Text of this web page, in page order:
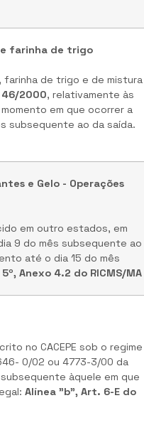
farinha de trigo
de trigo e de mistura
46/2000, relativamente às
em que ocorrer a
subsequente ao da saída.
e Gelo - Operações
em outro estados, em
9 do mês subsequente ao
até o dia 15 do mês
Anexo 4.2 do RICMS/MA
no CACEPE sob o regime
0/02 ou 4773-3/00 da
àquele em que
Alínea "b", Art. 6-E do